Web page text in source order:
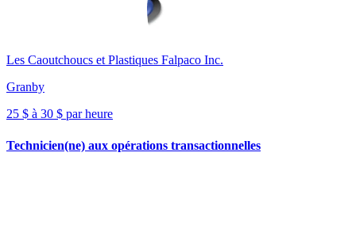
Les Caoutchoucs et Plastiques Falpaco Inc.
Granby
25 $ à 30 $ par heure
Technicien(ne) aux opérations transactionnelles